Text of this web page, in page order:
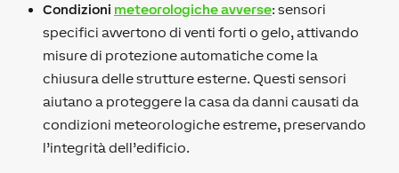
Condizioni meteorologiche avverse: sensori
specifici avvertono di venti forti o gelo, attivando
misure di protezione automatiche come la
chiusura delle strutture esterne. Questi sensori
aiutano a proteggere la casa da danni causati da
condizioni meteorologiche estreme, preservando
l’integrità dell’edificio.